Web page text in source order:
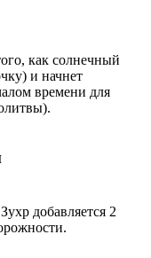
как солнечный
и начнет
времени для
добавляется 2